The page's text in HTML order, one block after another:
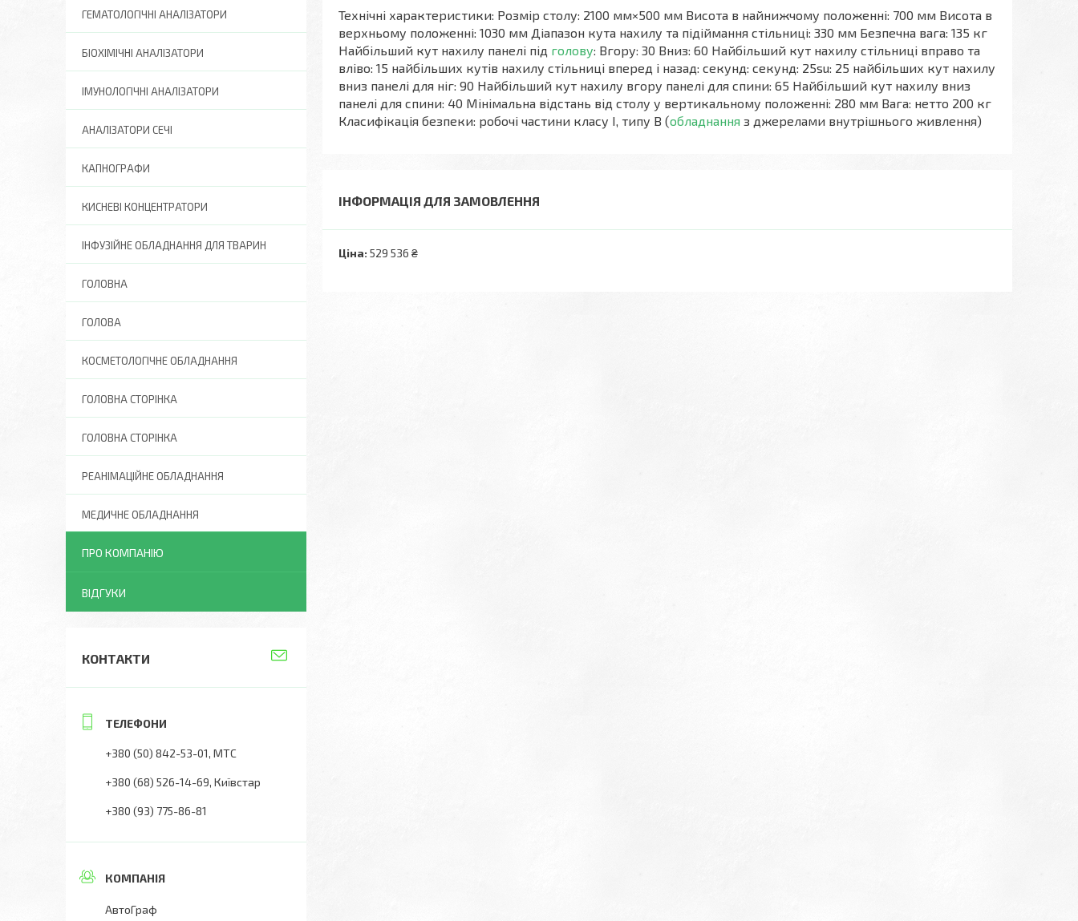
Технічні характеристики: Розмір столу: 2100 мм×500 мм Висота в найнижчому положенні: 700 мм Висота в
верхньому положенні: 1030 мм Діапазон кута нахилу та підіймання стільниці: 330 мм Безпечна вага: 135 кг
Найбільший кут нахилу панелі під голову: Вгору: 30 Вниз: 60 Найбільший кут нахилу стільниці вправо та
вліво: 15 найбільших кутів нахилу стільниці вперед і назад: секунд: секунд: 25su: 25 найбільших кут нахилу
вниз панелі для ніг: 90 Найбільший кут нахилу вгору панелі для спини: 65 Найбільший кут нахилу вниз
панелі для спини: 40 Мінімальна відстань від столу у вертикальному положенні: 280 мм Вага: нетто 200 кг
Класифікація безпеки: робочі частини класу I, типу В (обладнання з джерелами внутрішнього живлення)
ІНФОРМАЦІЯ ДЛЯ ЗАМОВЛЕННЯ
Ціна: 529 536 ₴
ГЕМАТОЛОГІЧНІ АНАЛІЗАТОРИ
БІОХІМІЧНІ АНАЛІЗАТОРИ
ІМУНОЛОГІЧНІ АНАЛІЗАТОРИ
АНАЛІЗАТОРИ СЕЧІ
КАПНОГРАФИ
КИСНЕВІ КОНЦЕНТРАТОРИ
ІНФУЗІЙНЕ ОБЛАДНАННЯ ДЛЯ ТВАРИН
ГОЛОВНА
ГОЛОВА
КОСМЕТОЛОГІЧНЕ ОБЛАДНАННЯ
ГОЛОВНА СТОРІНКА
ГОЛОВНА СТОРІНКА
РЕАНІМАЦІЙНЕ ОБЛАДНАННЯ
МЕДИЧНЕ ОБЛАДНАННЯ
ПРО КОМПАНІЮ
ВІДГУКИ
КОНТАКТИ
+380 (50) 842-53-01 МТС
+380 (68) 526-14-69 Київстар
+380 (93) 775-86-81
АвтоГраф